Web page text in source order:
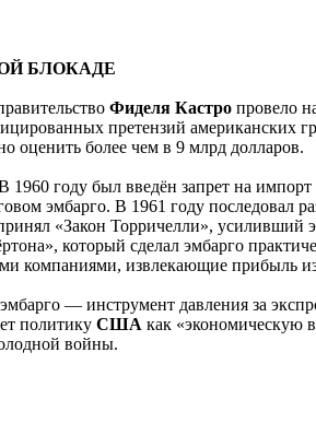
БЛОКАДЕ
Фиделя Кастро провело
претензий американских
оценить более чем в 9 млрд долларов.
1960 году был введён запрет на импорт
эмбарго. В 1961 году последовал
«Закон Торричелли», усиливший
который сделал эмбарго
компаниями, извлекающие прибыль
— инструмент давления за
политику США как «экономическую
войны.